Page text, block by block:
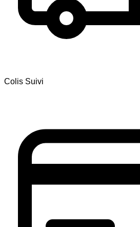
Colis Suivi